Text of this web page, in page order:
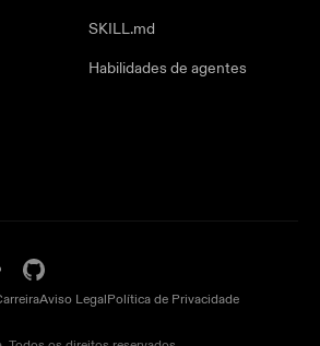
SKILL.md
Habilidades de agentes
Aviso LegalPolítica de Privacidade